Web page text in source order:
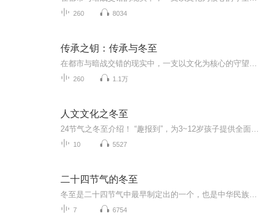
260 8034
传承之钥：传承与冬至
260 1.1万
人文文化之冬至
10 5527
二十四节气的冬至
7 6754